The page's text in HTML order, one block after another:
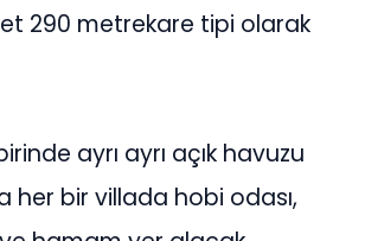
290 metrekare tipi olarak
ayrı ayrı açık havuzu
her bir villada hobi odası,